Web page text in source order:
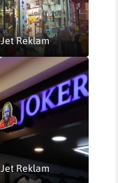
Jet Reklam
Jet Reklam